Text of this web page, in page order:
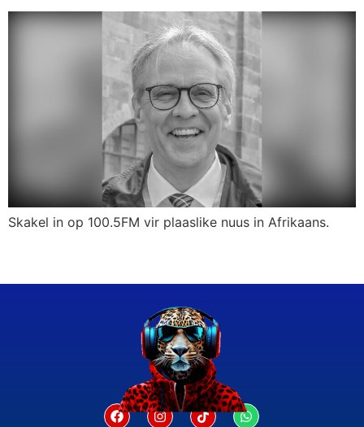
Skakel in op 100.5FM vir plaaslike nuus in Afrikaans.